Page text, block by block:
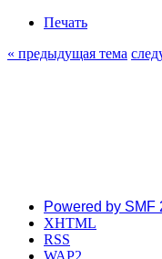
Печать
« предыдущая тема
Powered by SMF
XHTML
RSS
WAP2